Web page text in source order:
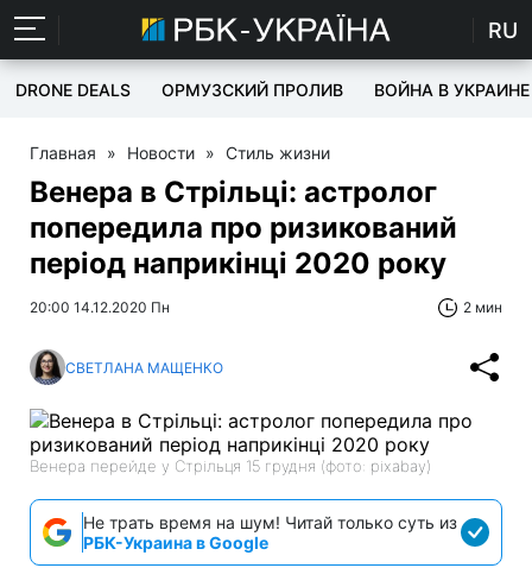
RU
DRONE DEALS ОРМУЗСКИЙ ПРОЛИВ ВОЙНА В УКРАИНЕ
Главная » Новости » Стиль жизни
Венера в Стрільці: астролог
попередила про ризикований
період наприкінці 2020 року
20:00 14.12.2020 Пн 2 мин
СВЕТЛАНА МАЩЕНКО
Венера перейде у Стрільця 15 грудня (фото: pixabay)
Не трать время на шум! Читай только суть из
РБК-Украина в Google